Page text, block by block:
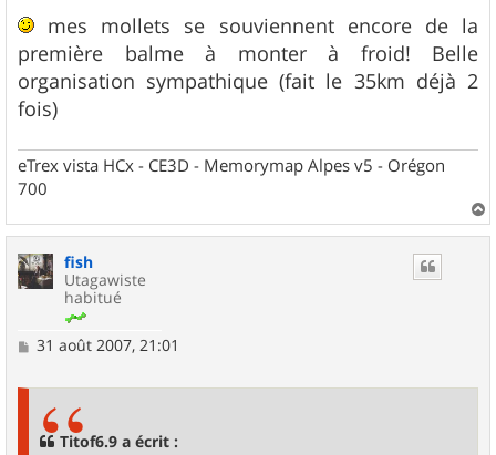
s
a
g
e
mes mollets se souviennent encore de la
première balme à monter à froid! Belle
organisation sympathique (fait le 35km déjà 2
fois)
eTrex vista HCx - CE3D - Memorymap Alpes v5 - Orégon
700
a
fish
Utagawiste
habitué
M
31 août 2007, 21:01
Titof6.9 a écrit :